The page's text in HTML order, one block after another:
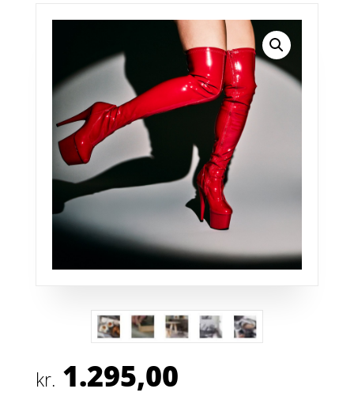
kr. 1.295,00